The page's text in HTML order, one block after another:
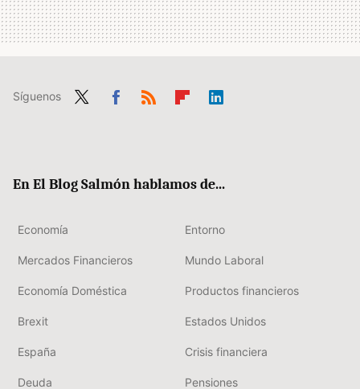
Síguenos
En El Blog Salmón hablamos de...
Economía Entorno
Mercados Financieros Mundo Laboral
Economía Doméstica Productos financieros
Brexit Estados Unidos
España Crisis financiera
Deuda Pensiones